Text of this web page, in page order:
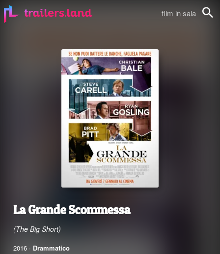
film in sala
La Grande Scommessa
(The Big Short)
2016 · Drammatico